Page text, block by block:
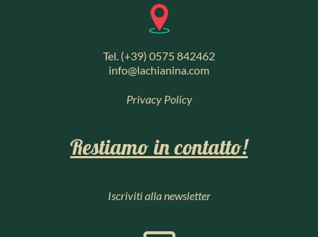
Tel. (+39) 0575 842462
info@lachianina.com
Privacy Policy
Restiamo in contatto!
Iscriviti alla newsletter